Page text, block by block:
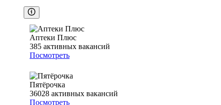
Аптеки Плюс
385 активных вакансий
Посмотреть
Пятёрочка
36028 активных вакансий
Посмотреть